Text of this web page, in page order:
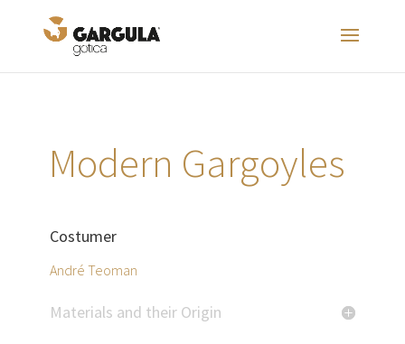
Modern Gargoyles
Costumer
André Teoman
Materials and their Origin